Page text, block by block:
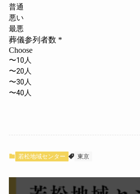
若松地域センター 東京